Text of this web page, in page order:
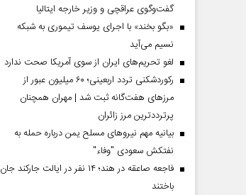
گفت‌وگوی عراقچی و وزیر خارجه ایتالیا
«بگو بخند» با اجرای یوسف تیموری به شبکه
نسیم می‌آید
لغو تحریم‌های ایران از سوی آمریکا صحت ندارد
رکوردشکنی تردد اربعینی؛ ۶۰ میلیون عبور از
مرزهای هفت‌گانه ثبت شد | مهران همچنان
پرترددترین مرز زائران
بیانیه مهم نیروهای مسلح یمن درباره حمله به
نفتکش سعودی "وفاء"
فاجعه صاعقه در هند؛ ۱۴ نفر در ایالت جارکند جان
باختند